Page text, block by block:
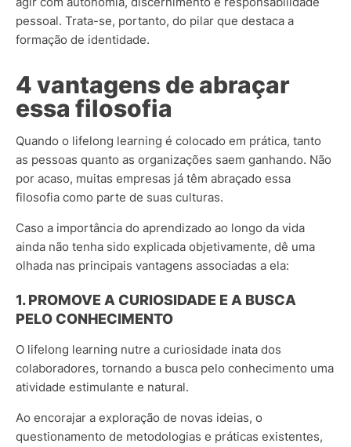
pessoal. Trata-se, portanto, do pilar que destaca a
formação de identidade.
4 vantagens de abraçar
essa filosofia
Quando o lifelong learning é colocado em prática, tanto
as pessoas quanto as organizações saem ganhando. Não
por acaso, muitas empresas já têm abraçado essa
filosofia como parte de suas culturas.
Caso a importância do aprendizado ao longo da vida
ainda não tenha sido explicada objetivamente, dê uma
olhada nas principais vantagens associadas a ela:
1. PROMOVE A CURIOSIDADE E A BUSCA
PELO CONHECIMENTO
O lifelong learning nutre a curiosidade inata dos
colaboradores, tornando a busca pelo conhecimento uma
atividade estimulante e natural.
Ao encorajar a exploração de novas ideias, o
questionamento de metodologias e práticas existentes,